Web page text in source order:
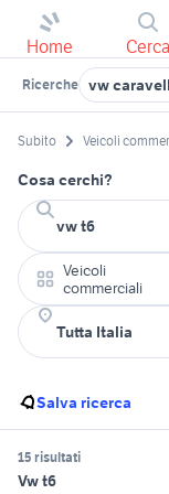
Home Cerca
Ricerche vw
Subito Veicoli
Cosa cerchi?
Veicoli
commerciali
Salva ricerca
15 risultati
Vw t6